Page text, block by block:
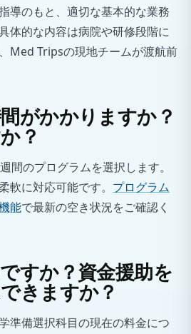
導のもと、適切な基本的な業務
体的な内容は病院や研修段階に
Med Tripsの現地チームが渡航前
がかかりますか？
？
間のプログラムを選択します。
軟に対応可能です。 プログラム
能で最新の空き状況をご確認く
すか？資金援助を
きますか？
準備選択科目の現在の料金につ